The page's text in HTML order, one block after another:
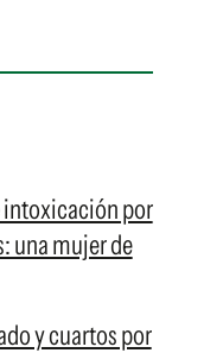
intoxicación por
una mujer de
y cuartos por